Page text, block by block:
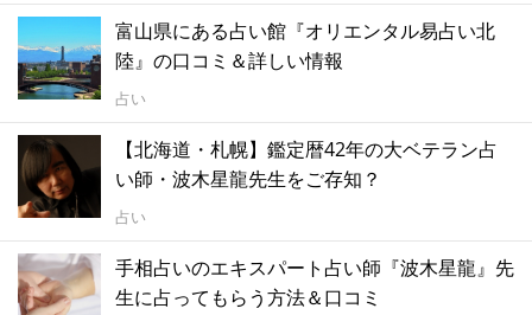
富山県にある占い館『オリエンタル易占い北
陸』の口コミ＆詳しい情報
占い
【北海道・札幌】鑑定暦42年の大ベテラン占
い師・波木星龍先生をご存知？
占い
手相占いのエキスパート占い師『波木星龍』先
生に占ってもらう方法＆口コミ